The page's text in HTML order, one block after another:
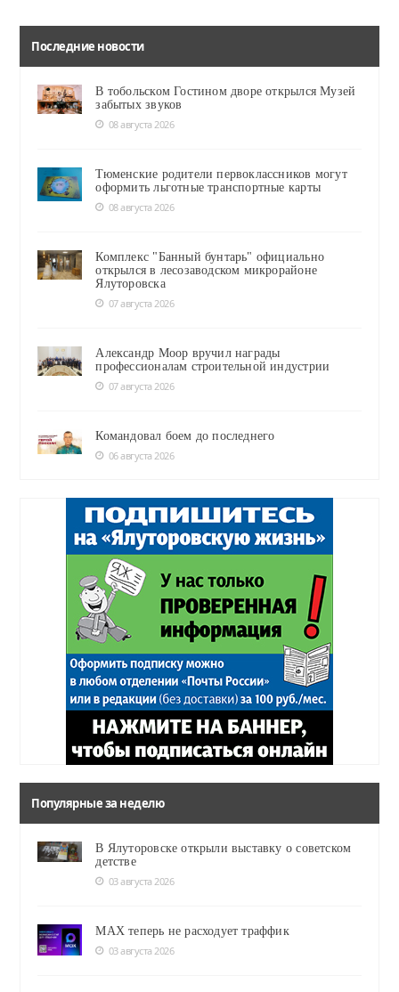
Последние новости
В тобольском Гостином дворе открылся Музей
забытых звуков
08 августа 2026
Тюменские родители первоклассников могут
оформить льготные транспортные карты
08 августа 2026
Комплекс "Банный бунтарь" официально
открылся в лесозаводском микрорайоне
Ялуторовска
07 августа 2026
Александр Моор вручил награды
профессионалам строительной индустрии
07 августа 2026
Командовал боем до последнего
06 августа 2026
Популярные за неделю
В Ялуторовске открыли выставку о советском
детстве
03 августа 2026
MAX теперь не расходует траффик
03 августа 2026